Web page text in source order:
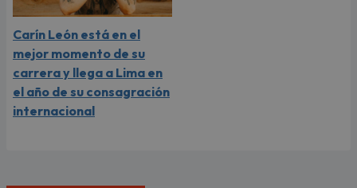
Carín León está en el
mejor momento de su
carrera y llega a Lima en
el año de su consagración
internacional